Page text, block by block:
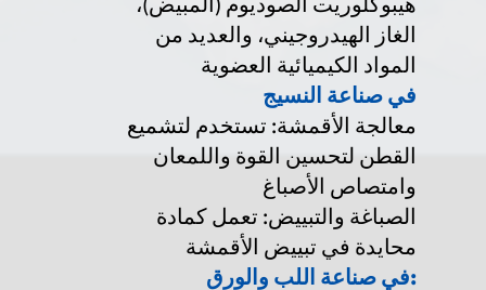
الغاز الهيدروجيني، والعديد من
المواد الكيميائية العضوية
في صناعة النسيج
معالجة الأقمشة: تستخدم لتشميع
القطن لتحسين القوة واللمعان
وامتصاص الأصباغ
الصباغة والتبييض: تعمل كمادة
محايدة في تبييض الأقمشة
في صناعة اللب والورق: